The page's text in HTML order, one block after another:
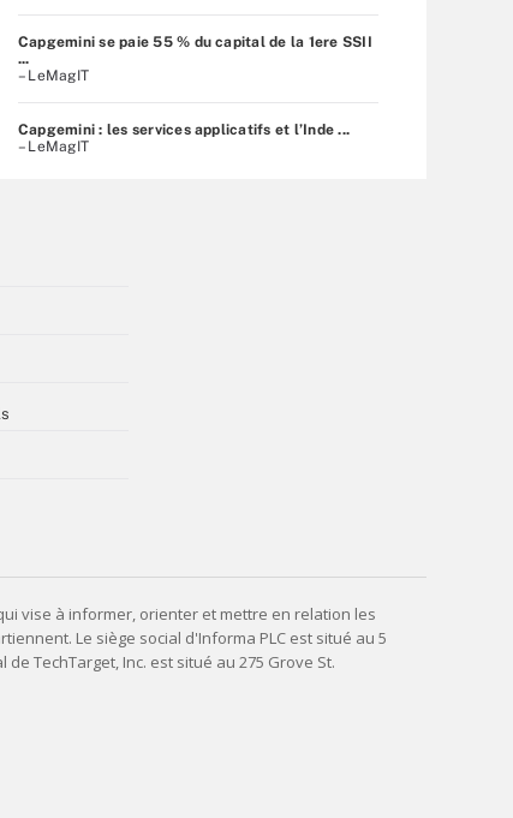
Capgemini se paie 55 % du capital de la 1ere SSII
...
– LeMagIT
Capgemini : les services applicatifs et l’Inde ...
– LeMagIT